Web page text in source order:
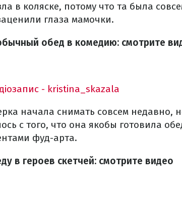
в коляске, потому что та была
глаза мамочки.
обед в комедию: смотрите
- kristina_skazala
начала снимать совсем недавно,
с того, что она якобы готовила
фуд-арта.
в героев скетчей: смотрите видео